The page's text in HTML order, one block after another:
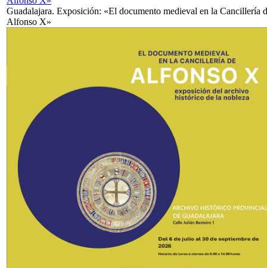
Guadalajara. Exposición: «El documento medieval en la Cancillería
Alfonso X»